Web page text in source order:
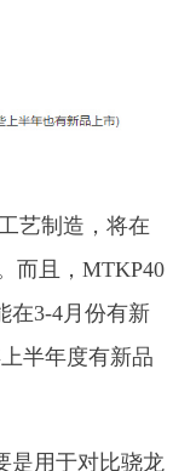
艺制造，将在
而且，MTKP40
在3-4月份有新
半年度有新品
是用于对比骁龙